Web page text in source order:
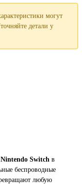
могут
детали у
Switch в
беспроводные
любую